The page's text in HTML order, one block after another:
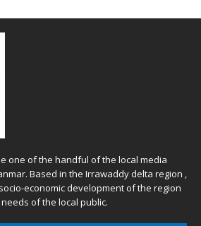
one of the handful of the local media
Based in the Irrawaddy delta region ,
economic development of the region
of the local public.